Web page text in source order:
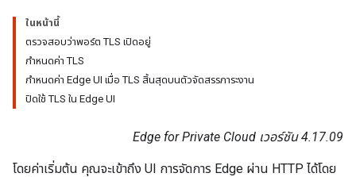
ในหน้านี้
ตรวจสอบว่าพอร์ต TLS เปิดอยู่
กำหนดค่า TLS
กำหนดค่า Edge UI เมื่อ TLS สิ้นสุดบนตัวจัดสรรภาระงาน
ปิดใช้ TLS ใน Edge UI
Edge for Private Cloud เวอร์ชัน 4.17.09
โดยค่าเริ่มต้น คุณจะเข้าถึง UI การจัดการ Edge ผ่าน HTTP ได้โดย